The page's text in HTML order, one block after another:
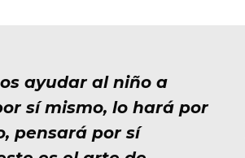
ayudar al niño a
sí mismo, lo hará por
pensará por sí